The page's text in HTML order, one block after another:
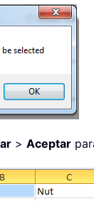
> Aceptar